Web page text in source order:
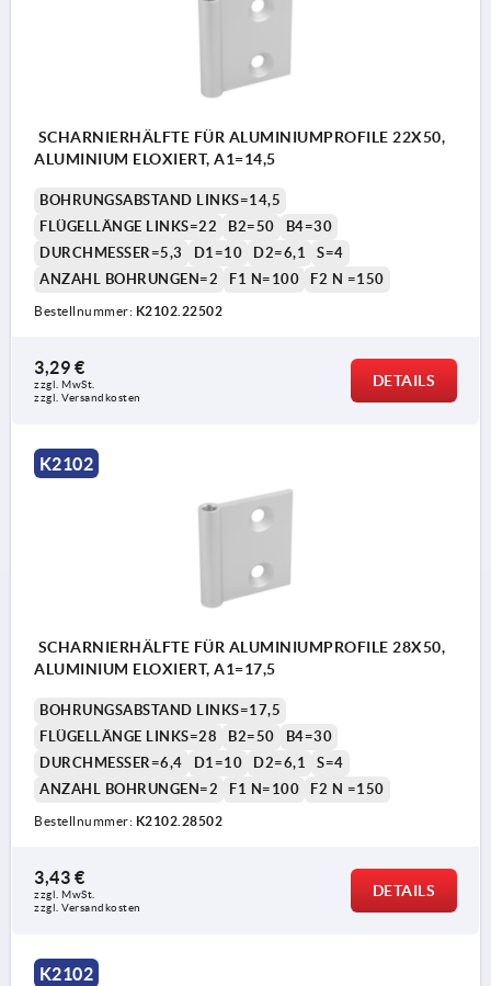
SCHARNIERHÄLFTE FÜR ALUMINIUMPROFILE 22X50,
ALUMINIUM ELOXIERT, A1=14,5
BOHRUNGSABSTAND LINKS=14,5
FLÜGELLÄNGE LINKS=22
B2=50
B4=30
DURCHMESSER=5,3
D1=10 D2=6,1
S=4
ANZAHL BOHRUNGEN=2
F1 N=100 F2 N =150
Bestellnummer: K2102.22502
3,29 €
zzgl. MwSt.
zzgl. Versandkosten
DETAILS
K2102
SCHARNIERHÄLFTE FÜR ALUMINIUMPROFILE 28X50,
ALUMINIUM ELOXIERT, A1=17,5
BOHRUNGSABSTAND LINKS=17,5
FLÜGELLÄNGE LINKS=28
B2=50
B4=30
DURCHMESSER=6,4
D1=10 D2=6,1
S=4
ANZAHL BOHRUNGEN=2
F1 N=100 F2 N =150
Bestellnummer: K2102.28502
3,43 €
zzgl. MwSt.
zzgl. Versandkosten
DETAILS
K2102